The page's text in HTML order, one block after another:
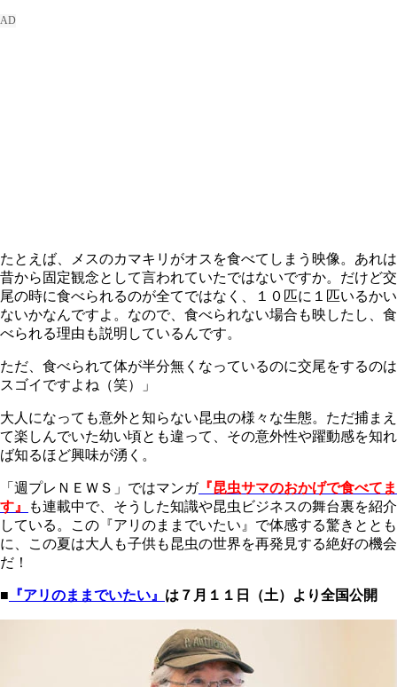
たとえば、メスのカマキリがオスを食べてしまう映像。あれは
昔から固定観念として言われていたではないですか。だけど交
尾の時に食べられるのが全てではなく、１０匹に１匹いるかい
ないかなんですよ。なので、食べられない場合も映したし、食
べられる理由も説明しているんです。
ただ、食べられて体が半分無くなっているのに交尾をするのは
スゴイですよね（笑）」
大人になっても意外と知らない昆虫の様々な生態。ただ捕まえ
て楽しんでいた幼い頃とも違って、その意外性や躍動感を知れ
ば知るほど興味が湧く。
「週プレＮＥＷＳ」ではマンガ『昆虫サマのおかげで食べてま
す』
も連載中で、そうした知識や昆虫ビジネスの舞台裏を紹介
している。この『アリのままでいたい』で体感する驚きととも
に、この夏は大人も子供も昆虫の世界を再発見する絶好の機会
だ！
■ 『アリのままでいたい』 は７月１１日（土）より全国公開